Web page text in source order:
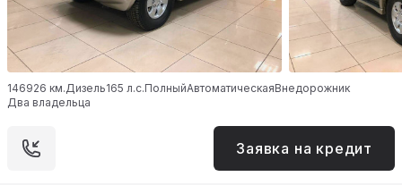
146926 км. Дизель165 л.с.ПолныйАвтоматическаяВнедорожник
Два владельца
Заявка на кредит